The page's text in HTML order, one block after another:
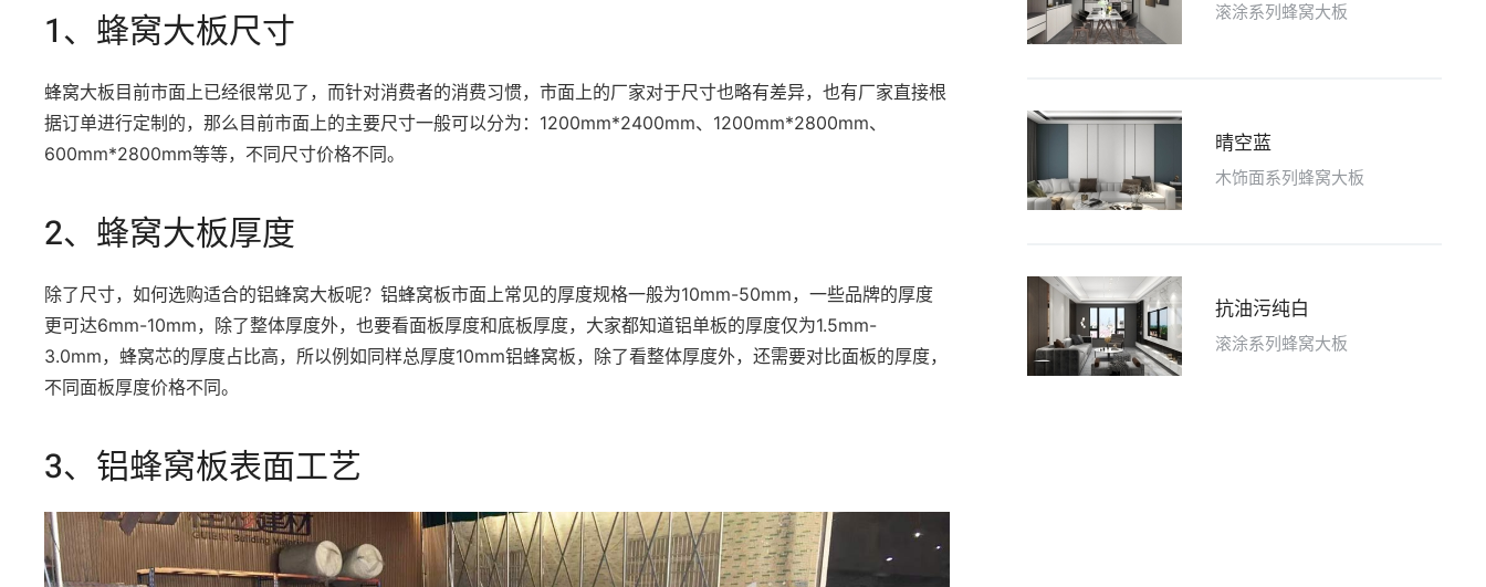
1、蜂窝大板尺寸
蜂窝大板目前市面上已经很常见了，而针对消费者的消费习惯，市面上的厂家对于尺寸也略有差异，也有厂家直接根
据订单进行定制的，那么目前市面上的主要尺寸一般可以分为：1200mm*2400mm、1200mm*2800mm、
600mm*2800mm等等，不同尺寸价格不同。
2、蜂窝大板厚度
除了尺寸，如何选购适合的铝蜂窝大板呢？铝蜂窝板市面上常见的厚度规格一般为10mm-50mm，一些品牌的厚度
更可达6mm-10mm，除了整体厚度外，也要看面板厚度和底板厚度，大家都知道铝单板的厚度仅为1.5mm-
3.0mm，蜂窝芯的厚度占比高，所以例如同样总厚度10mm铝蜂窝板，除了看整体厚度外，还需要对比面板的厚度，
不同面板厚度价格不同。
3、铝蜂窝板表面工艺
滚涂系列蜂窝大板
晴空蓝
木饰面系列蜂窝大板
抗油污纯白
滚涂系列蜂窝大板